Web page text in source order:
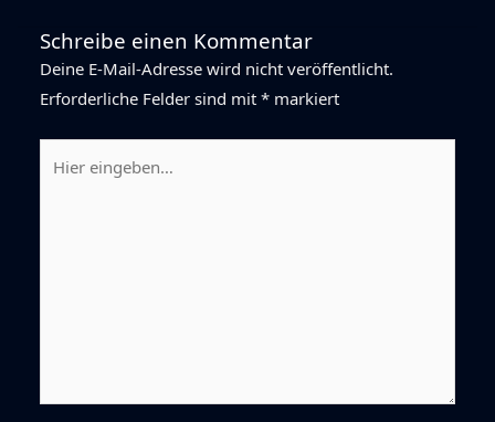
Schreibe einen Kommentar
Deine E-Mail-Adresse wird nicht veröffentlicht.
Erforderliche Felder sind mit * markiert
eingeben…